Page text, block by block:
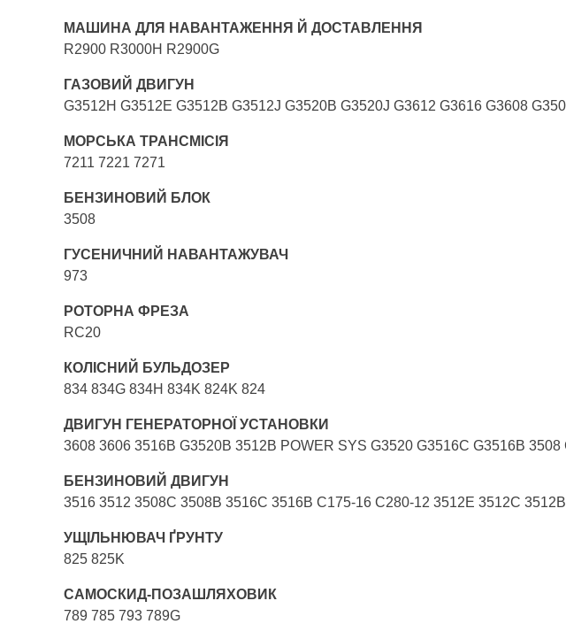
МАШИНА ДЛЯ НАВАНТАЖЕННЯ Й ДОСТАВЛЕННЯ
R2900 R3000H R2900G
ГАЗОВИЙ ДВИГУН
G3512H G3512E G3512B G3512J G3520B G3520J G3612 G3616 G3608
МОРСЬКА ТРАНСМІСІЯ
7211 7221 7271
БЕНЗИНОВИЙ БЛОК
3508
ГУСЕНИЧНИЙ НАВАНТАЖУВАЧ
973
РОТОРНА ФРЕЗА
RC20
КОЛІСНИЙ БУЛЬДОЗЕР
834 834G 834H 834K 824K 824
ДВИГУН ГЕНЕРАТОРНОЇ УСТАНОВКИ
3608 3606 3516B G3520B 3512B POWER SYS G3520 G3516C G3516B
БЕНЗИНОВИЙ ДВИГУН
3516 3512 3508C 3508B 3516C 3516B C175-16 C280-12 3512E 3512C 3512B
УЩІЛЬНЮВАЧ ҐРУНТУ
825 825K
САМОСКИД-ПОЗАШЛЯХОВИК
789 785 793 789G